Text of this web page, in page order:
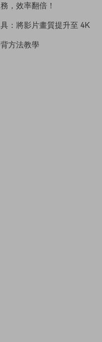
，效率翻倍！
：將影片畫質提升至 4K
方法教學